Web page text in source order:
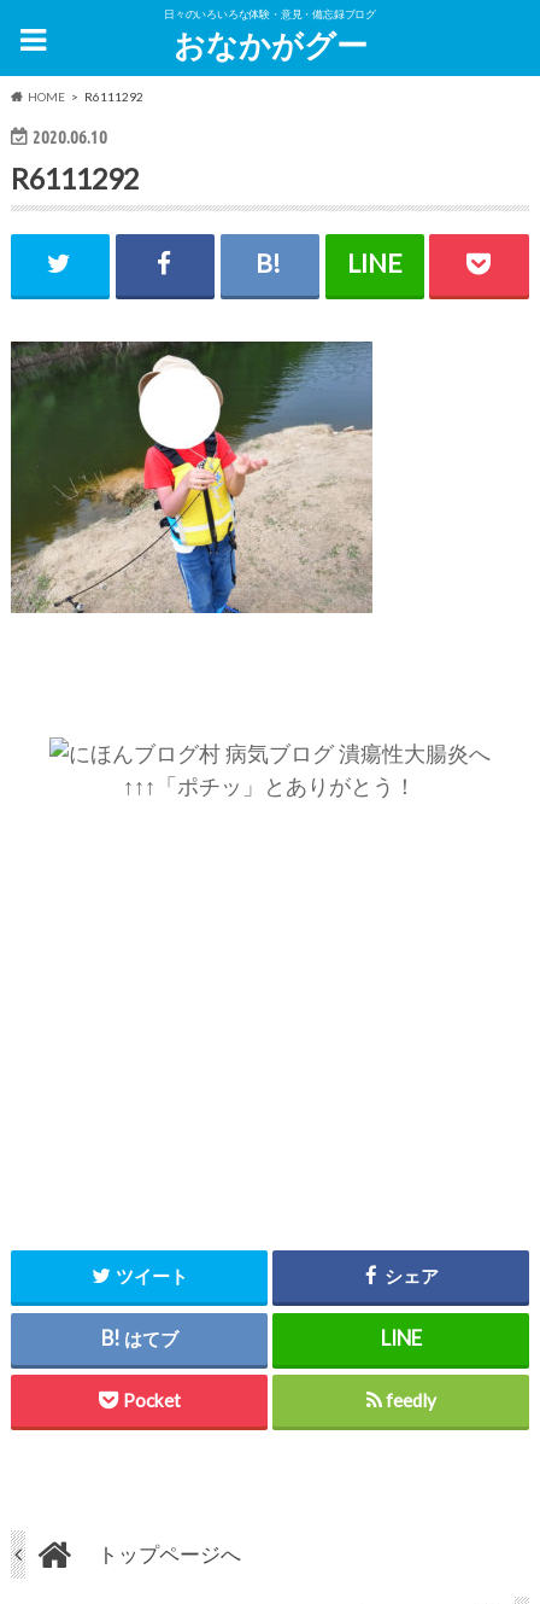
日々のいろいろな体験・意見・備忘録ブログ
おなかがグー
HOME R6111292
2020.06.10
R6111292
↑↑↑「ポチッ」とありがとう！
ツイート シェア
はてブ
Pocket feedly
トップページへ